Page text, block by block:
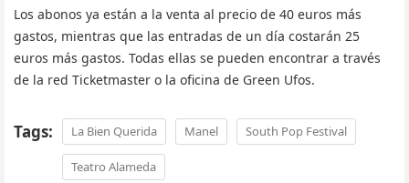
Los abonos ya están a la venta al precio de 40 euros más
gastos, mientras que las entradas de un día costarán 25
euros más gastos. Todas ellas se pueden encontrar a través
de la red Ticketmaster o la oficina de Green Ufos.
Tags: La Bien Querida Manel South Pop Festival
Teatro Alameda